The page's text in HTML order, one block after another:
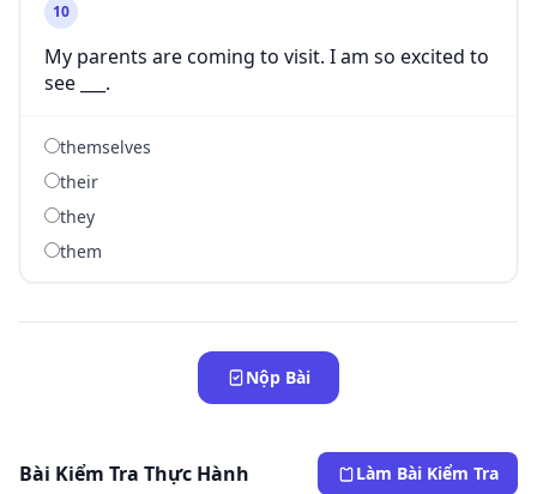
10
My parents are coming to visit. I am so excited to
see ___.
themselves
their
they
them
Nộp Bài
Bài Kiểm Tra Thực Hành Làm Bài Kiểm Tra